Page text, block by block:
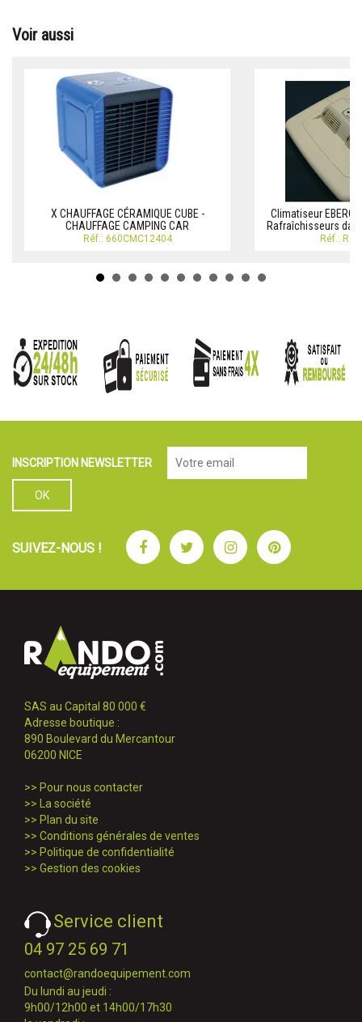
Voir aussi
X CHAUFFAGE CÉRAMIQUE CUBE -
CHAUFFAGE CAMPING CAR
Réf.: 660CMC12404
Climatiseur
Rafraîchisseurs
Réf.:
INSCRIPTION NEWSLETTER
SUIVEZ-NOUS ! FacebookTwitterInstagramPinterest
SAS au Capital 80 000 €
Adresse boutique :
890 Boulevard du Mercantour
06200 NICE
>> Pour nous contacter
>>
La société
>> Plan du site
>> Conditions générales de ventes
>> Politique de confidentialité
>> Gestion des cookies
Service client
04 97 25 69 71
contact@randoequipement.com
Du lundi au jeudi :
9h00/12h00 et 14h00/17h30